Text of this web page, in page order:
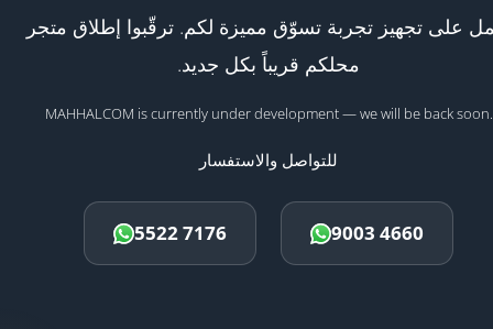
على تجهيز تجربة تسوّق مميزة لكم. ترقّبوا إطلاق متجر
محلكم قريباً بكل جديد.
MAHHALCOM is currently under development — we will be back soon.
للتواصل والاستفسار
5522 7176 9003 4660